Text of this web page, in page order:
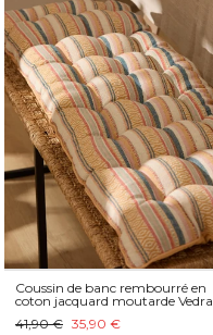
Coussin de banc rembourré en
coton jacquard moutarde Vedra
41,90 € 35,90 €